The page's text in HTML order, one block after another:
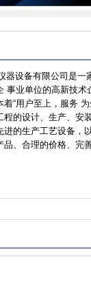
设备有限公司是一
事业单位的高新技
着“用户至上，服务
程的设计、生产、安
进的生产工艺设备，
品、合理的价格、完